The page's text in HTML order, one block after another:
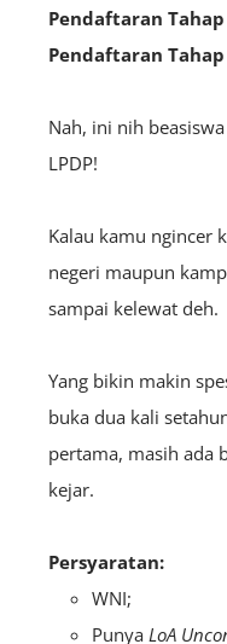
Pendaftaran Tahap
Pendaftaran Tahap
Nah, ini nih
LPDP!
Kalau kamu ngincer
negeri maupun
sampai kelewat deh.
Yang bikin makin
buka dua kali
pertama, masih ada
kejar.
Persyaratan:
WNI;
Punya LoA